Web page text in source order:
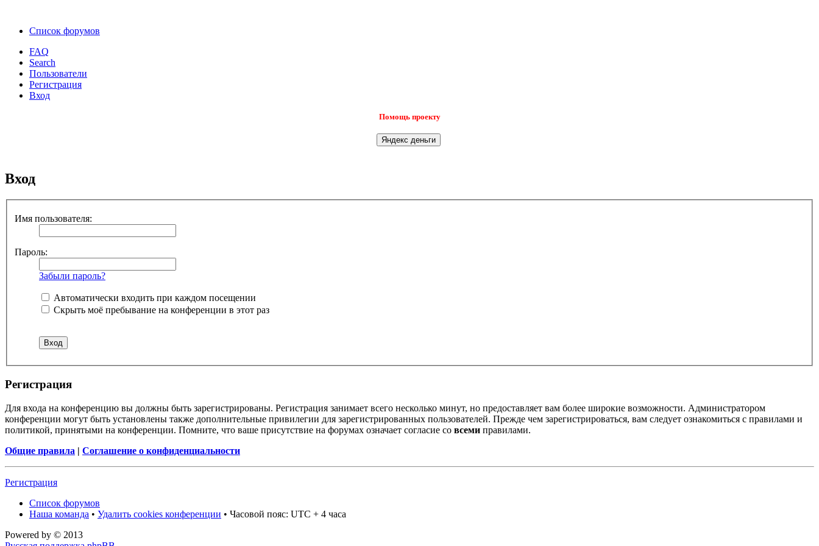
Список форумов
FAQ
Search
Пользователи
Регистрация
Вход
Помощь проекту
Вход
Имя пользователя:
Пароль:
Забыли пароль?
Автоматически входить при каждом посещении
Скрыть моё пребывание на конференции в этот раз
Регистрация
Для входа на конференцию вы должны быть зарегистрированы. Регистрация занимает всего несколько минут, но предоставляет вам более широкие возможности. Администратором
конференции могут быть установлены также дополнительные привилегии для зарегистрированных пользователей. Прежде чем зарегистрироваться, вам следует ознакомиться с правилами и
политикой, принятыми на конференции. Помните, что ваше присутствие на форумах означает согласие со всеми правилами.
Общие правила | Соглашение о конфиденциальности
Регистрация
Список форумов
Наша команда • Удалить cookies конференции • Часовой пояс: UTC + 4 часа
Powered by © 2013